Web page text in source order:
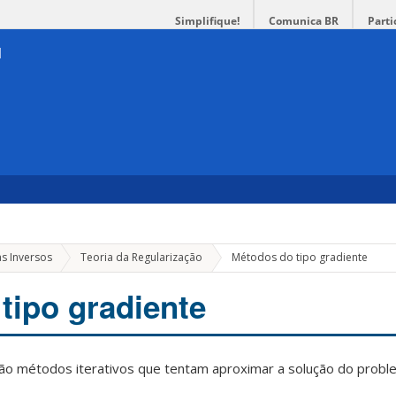
Simplifique! Comunica BR
Inversos Teoria da Regularização Métodos do tipo gradiente
gradiente
métodos iterativos que tentam aproximar a solução do